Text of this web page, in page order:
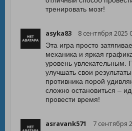
тренировать мозг!
asyka83 8 сентября 2025
Эта игра просто
механика и яркая
уровень увлекательным.
улучшать свои
противника порой
сложно остановиться –
провести время!
asravank571 7 сентября